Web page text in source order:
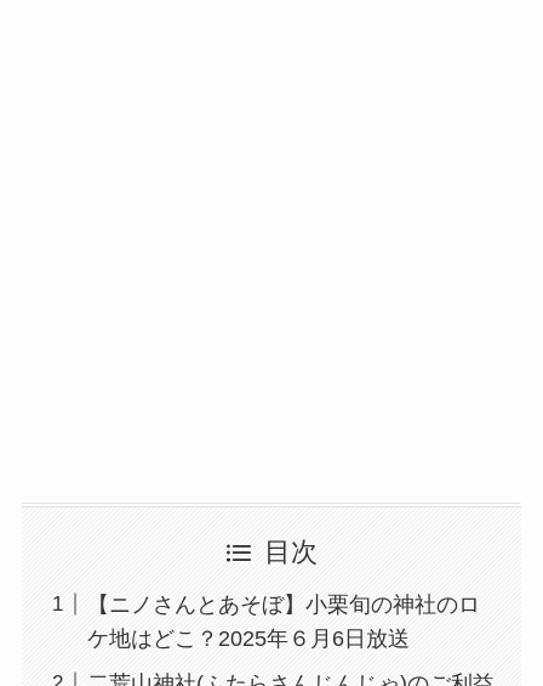
目次
【ニノさんとあそぼ】小栗旬の神社のロ
ケ地はどこ？2025年６月6日放送